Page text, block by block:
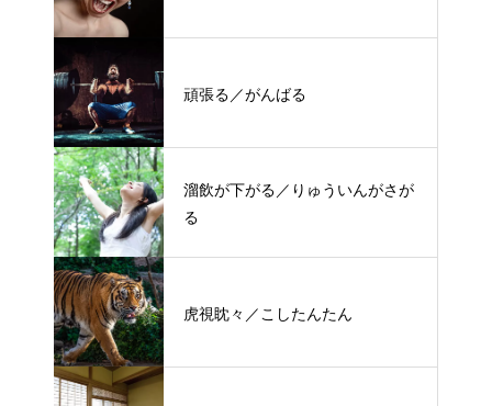
頑張る／がんばる
溜飲が下がる／りゅういんがさが
る
虎視眈々／こしたんたん